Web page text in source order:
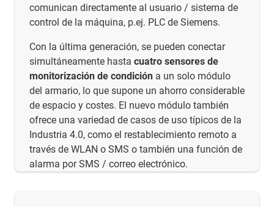
comunican directamente al usuario / sistema de
control de la máquina, p.ej. PLC de Siemens.
Con la última generación, se pueden conectar
simultáneamente hasta cuatro sensores de
monitorización de condición a un solo módulo
del armario, lo que supone un ahorro considerable
de espacio y costes. El nuevo módulo también
ofrece una variedad de casos de uso típicos de la
Industria 4.0, como el restablecimiento remoto a
través de WLAN o SMS o también una función de
alarma por SMS / correo electrónico.